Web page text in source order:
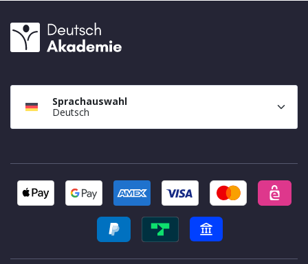
Sprachauswahl
Deutsch